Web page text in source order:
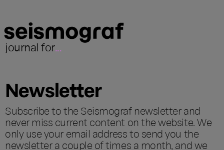
journal for...
Newsletter
Subscribe to the Seismograf newsletter and
never miss current content on the website. We
only use your email address to send you the
newsletter a couple of times a month, and we